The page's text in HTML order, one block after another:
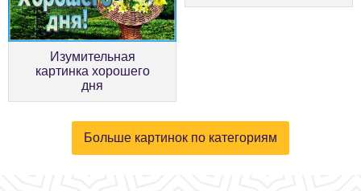
Изумительная
картинка хорошего
дня
Больше картинок по категориям